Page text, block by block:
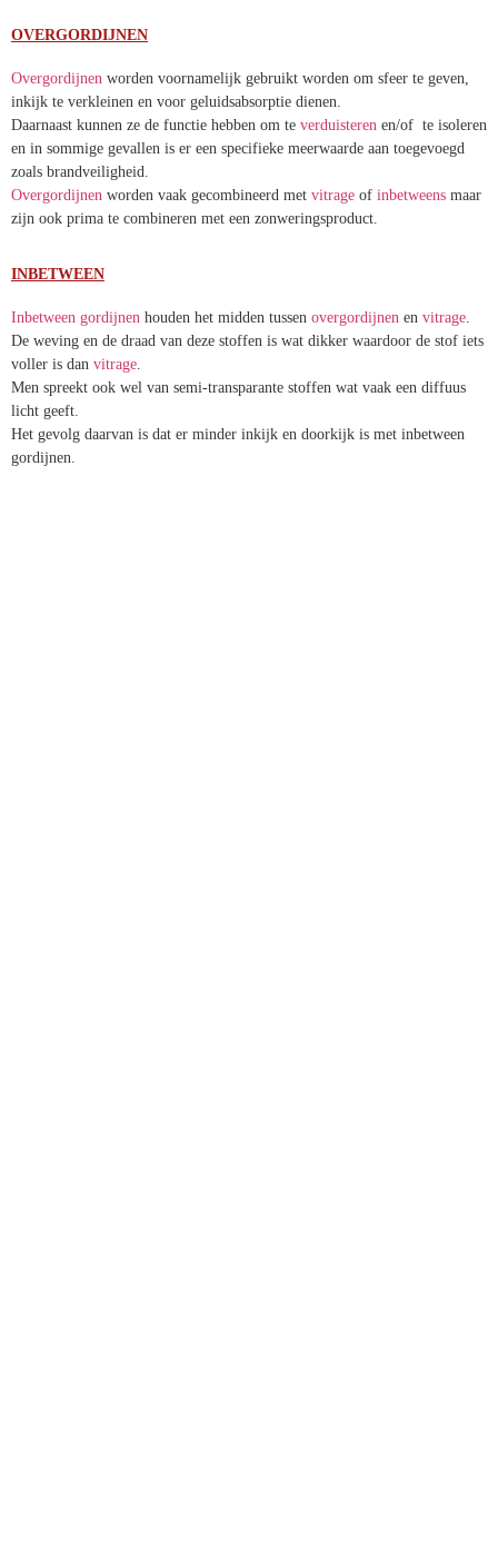
OVERGORDIJNEN
Overgordijnen worden voornamelijk gebruikt worden om sfeer te geven,
inkijk te verkleinen en voor geluidsabsorptie dienen.
Daarnaast kunnen ze de functie hebben om te verduisteren en/of te isoleren
en in sommige gevallen is er een specifieke meerwaarde aan toegevoegd
zoals brandveiligheid.
Overgordijnen worden vaak gecombineerd met vitrage of inbetweens maar
zijn ook prima te combineren met een zonweringsproduct.
INBETWEEN
Inbetween gordijnen houden het midden tussen overgordijnen en vitrage.
De weving en de draad van deze stoffen is wat dikker waardoor de stof iets
voller is dan vitrage.
Men spreekt ook wel van semi-transparante stoffen wat vaak een diffuus
licht geeft.
Het gevolg daarvan is dat er minder inkijk en doorkijk is met inbetween
gordijnen.